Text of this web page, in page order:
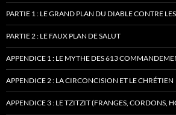
PARTIE 1 : LE GRAND PLAN DU DIABLE CONTRE
PARTIE 2 : LE FAUX PLAN DE SALUT
APPENDICE 1 : LE MYTHE DES 613
APPENDICE 2 : LA CIRCONCISION ET LE CHRÉTIEN
APPENDICE 3 : LE TZITZIT (FRANGES, CORDONS,